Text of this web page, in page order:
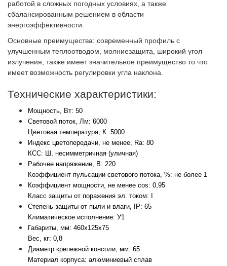
работой в сложных погодных условиях, а также
сбалансированным решением в области
энергоэффективности.
Основные преимущества: современный профиль с
улучшенным теплоотводом, молниезащита, широкий угол
излучения, также имеет значительное преимущество то что
имеет возможность регулировки угла наклона.
Технические характеристики:
Световой поток, Лм: 6000
Индекс цветопередачи, не менее, Ra: 80
Рабочее напряжение, В: 220
Коэффициент мощности, не менее cos: 0,95
Степень защиты от пыли и влаги, IP: 65
Габариты, мм: 460х125х75
Диаметр крепежной консоли, мм: 65